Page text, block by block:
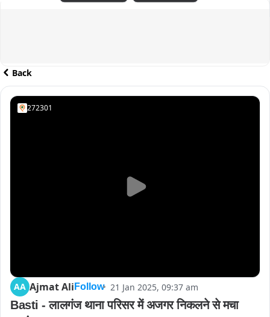
ADVERTISEMENT
Back
272301
AA Ajmat Ali Follow 21 Jan 2025, 09:37 am
Basti - लालगंज थाना परिसर में अजगर निकलने से मचा